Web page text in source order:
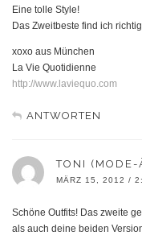
Eine tolle Style!
Das Zweitbeste find ich
xoxo aus München
La Vie Quotidienne
http://www.laviequo.com
ANTWORTEN
TONI (MODE-
MÄRZ 15, 2012 /
Schöne Outfits! Das zweite
als auch deine beiden